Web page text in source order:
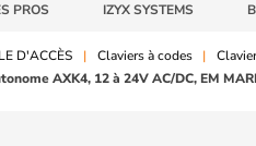
PROS IZYX SYSTEMS
D'ACCÈS Claviers à codes
AXK4, 12 à 24V AC/DC, EM